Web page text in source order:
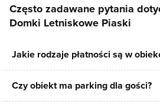
Często zadawane pytania
Domki Letniskowe Piaski
Jakie rodzaje płatności są w
W obiekcie dostępne są następujące
płatność przelewem.
Czy obiekt ma parking dla gości?